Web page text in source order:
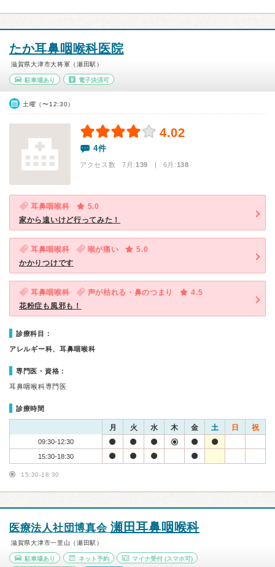
たか耳鼻咽喉科医院
滋賀県大津市大将軍（瀬田駅）
駐車場あり 電子決済可
土曜（〜12:30）
4.02
4件
アクセス数 7月:139 | 6月:138
耳鼻咽喉科
5.0
家から遠いけど行ってみた！
耳鼻咽喉科 喉が痛い
5.0
かかりつけです
耳鼻咽喉科 声が枯れる・鼻のつまり
4.5
花粉症も風邪も！
診療科目：
アレルギー科、耳鼻咽喉科
専門医・資格：
耳鼻咽喉科専門医
診療時間
月 火 水 木 金 土 日 祝
09:30-12:30
15:30-18:30
15:30-18:30
医療法人社団博真会 瀬田耳鼻咽喉科
滋賀県大津市一里山（瀬田駅）
駐車場あり ネット予約 マイナ受付 (スマホ可)